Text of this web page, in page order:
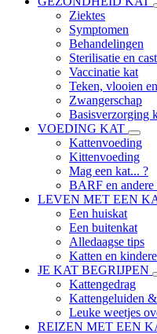
Ziektes
Symptomen
Behandelingen
Sterilisatie en
Vaccinatie kat
Teken, vlooien
Zwangerschap
Basisverzorging
VOEDING KAT
Kattenvoeding
Kittenvoeding
Mag een kat... ?
BARF en
LEVEN MET EEN
Een huiskat
Een buitenkat
Alledaagse tips
Katten en
JE KAT BEGRIJPEN
Kattengedrag
Kattengeluiden
Leuke weetjes
REIZEN MET EEN